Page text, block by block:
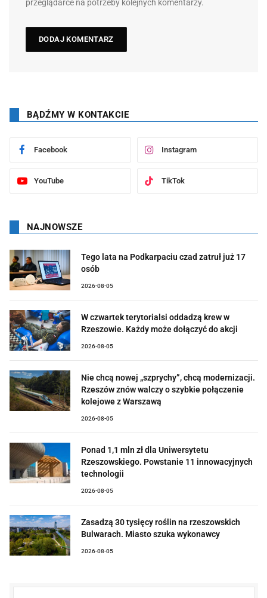
przeglądarce na potrzeby kolejnych komentarzy.
BĄDŹMY W KONTAKCIE
Facebook Instagram
YouTube TikTok
NAJNOWSZE
Tego lata na Podkarpaciu czad zatruł już 17
osób
2026-08-05
W czwartek terytorialsi oddadzą krew w
Rzeszowie. Każdy może dołączyć do akcji
2026-08-05
Nie chcą nowej „szprychy”, chcą modernizacji.
Rzeszów znów walczy o szybkie połączenie
kolejowe z Warszawą
2026-08-05
Ponad 1,1 mln zł dla Uniwersytetu
Rzeszowskiego. Powstanie 11 innowacyjnych
technologii
2026-08-05
Zasadzą 30 tysięcy roślin na rzeszowskich
Bulwarach. Miasto szuka wykonawcy
2026-08-05